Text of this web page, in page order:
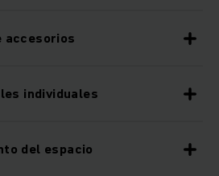
accesorios
individuales
del espacio